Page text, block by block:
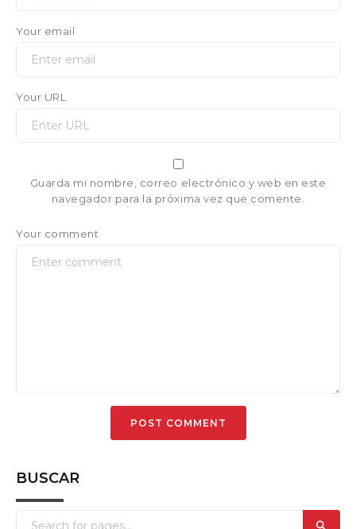
Your email
Your URL
Guarda mi nombre, correo electrónico y web en este
navegador para la próxima vez que comente.
Your comment
BUSCAR